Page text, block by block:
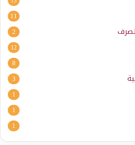
11
2
12
8
3
1
1
1